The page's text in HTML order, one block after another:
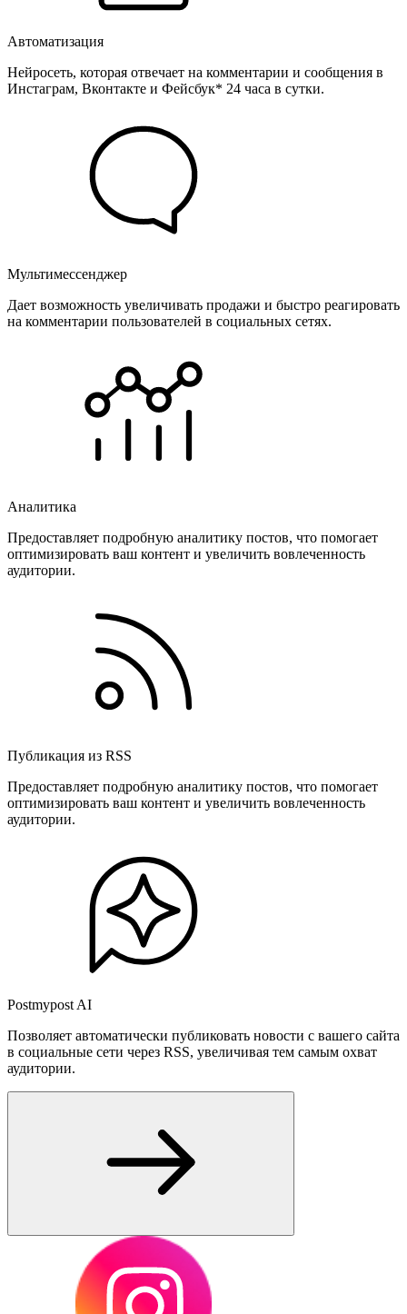
Автоматизация
Нейросеть, которая отвечает на комментарии и сообщения в
Инстаграм, Вконтакте и Фейсбук* 24 часа в сутки.
Мультимессенджер
Дает возможность увеличивать продажи и быстро реагировать
на комментарии пользователей в социальных сетях.
Аналитика
Предоставляет подробную аналитику постов, что помогает
оптимизировать ваш контент и увеличить вовлеченность
аудитории.
Публикация из RSS
Предоставляет подробную аналитику постов, что помогает
оптимизировать ваш контент и увеличить вовлеченность
аудитории.
Postmypost AI
Позволяет автоматически публиковать новости с вашего сайта
в социальные сети через RSS, увеличивая тем самым охват
аудитории.